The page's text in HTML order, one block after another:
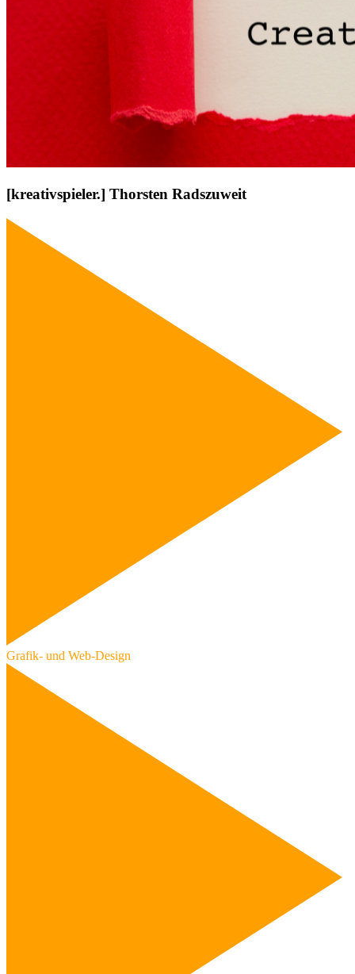
[kreativspieler.] Thorsten Radszuweit
Grafik- und Web-Design